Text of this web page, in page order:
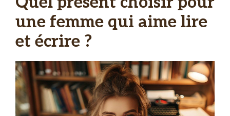
une femme qui aime lire
et écrire ?